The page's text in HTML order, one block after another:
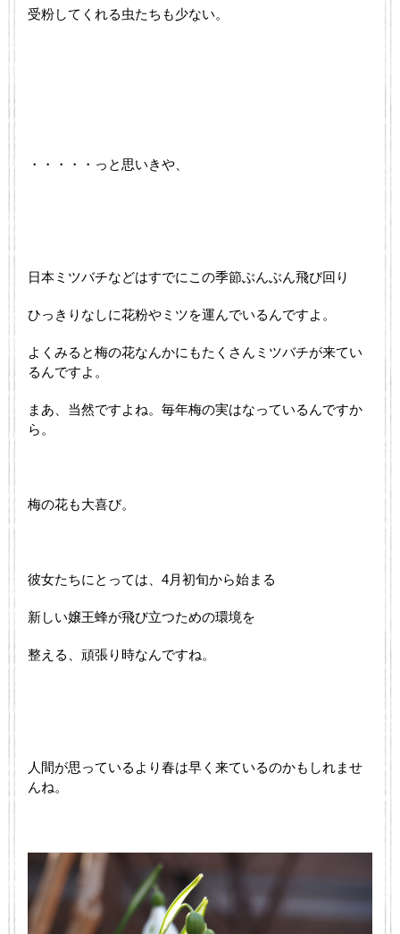
受粉してくれる虫たちも少ない。
・・・・・っと思いきや、
日本ミツバチなどはすでにこの季節ぶんぶん飛び回り
ひっきりなしに花粉やミツを運んでいるんですよ。
よくみると梅の花なんかにもたくさんミツバチが来てい
るんですよ。
まあ、当然ですよね。毎年梅の実はなっているんですか
ら。
梅の花も大喜び。
彼女たちにとっては、4月初旬から始まる
新しい嬢王蜂が飛び立つための環境を
整える、頑張り時なんですね。
人間が思っているより春は早く来ているのかもしれませ
んね。